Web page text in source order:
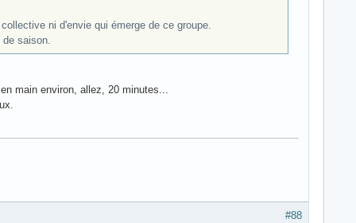
ni d'envie qui émerge de ce groupe.
saison.
main environ, allez, 20 minutes...
#88